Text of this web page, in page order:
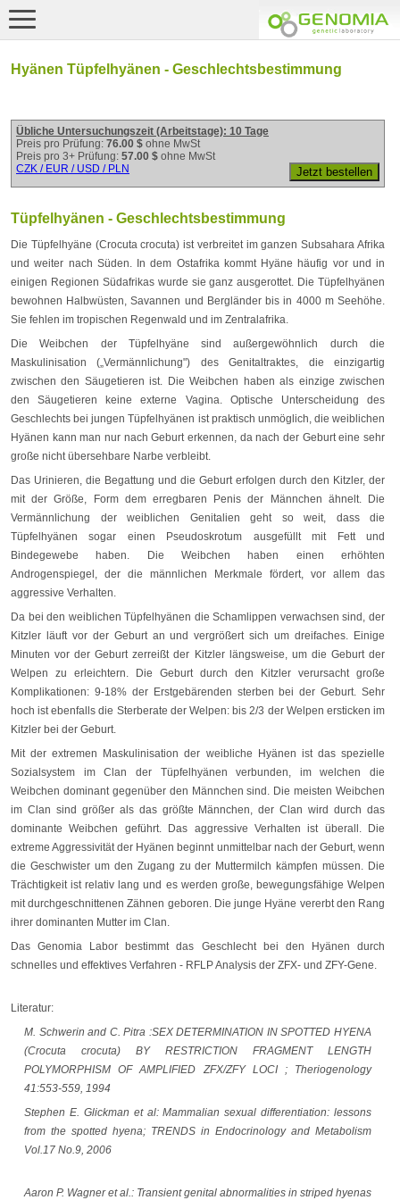
Hyänen Tüpfelhyänen - Geschlechtsbestimmung
Übliche Untersuchungszeit (Arbeitstage): 10 Tage
Preis pro Prüfung: 76.00 $ ohne MwSt
Preis pro 3+ Prüfung: 57.00 $ ohne MwSt
CZK / EUR / USD / PLN
Tüpfelhyänen - Geschlechtsbestimmung
Die Tüpfelhyäne (Crocuta crocuta) ist verbreitet im ganzen Subsahara Afrika
und weiter nach Süden. In dem Ostafrika kommt Hyäne häufig vor und in
einigen Regionen Südafrikas wurde sie ganz ausgerottet. Die Tüpfelhyänen
bewohnen Halbwüsten, Savannen und Bergländer bis in 4000 m Seehöhe.
Sie fehlen im tropischen Regenwald und im Zentralafrika.
Die Weibchen der Tüpfelhyäne sind außergewöhnlich durch die
Maskulinisation („Vermännlichung") des Genitaltraktes, die einzigartig
zwischen den Säugetieren ist. Die Weibchen haben als einzige zwischen
den Säugetieren keine externe Vagina. Optische Unterscheidung des
Geschlechts bei jungen Tüpfelhyänen ist praktisch unmöglich, die weiblichen
Hyänen kann man nur nach Geburt erkennen, da nach der Geburt eine sehr
große nicht übersehbare Narbe verbleibt.
Das Urinieren, die Begattung und die Geburt erfolgen durch den Kitzler, der
mit der Größe, Form dem erregbaren Penis der Männchen ähnelt. Die
Vermännlichung der weiblichen Genitalien geht so weit, dass die
Tüpfelhyänen sogar einen Pseudoskrotum ausgefüllt mit Fett und
Bindegewebe haben. Die Weibchen haben einen erhöhten
Androgenspiegel, der die männlichen Merkmale fördert, vor allem das
aggressive Verhalten.
Da bei den weiblichen Tüpfelhyänen die Schamlippen verwachsen sind, der
Kitzler läuft vor der Geburt an und vergrößert sich um dreifaches. Einige
Minuten vor der Geburt zerreißt der Kitzler längsweise, um die Geburt der
Welpen zu erleichtern. Die Geburt durch den Kitzler verursacht große
Komplikationen: 9-18% der Erstgebärenden sterben bei der Geburt. Sehr
hoch ist ebenfalls die Sterberate der Welpen: bis 2/3 der Welpen ersticken im
Kitzler bei der Geburt.
Mit der extremen Maskulinisation der weibliche Hyänen ist das spezielle
Sozialsystem im Clan der Tüpfelhyänen verbunden, im welchen die
Weibchen dominant gegenüber den Männchen sind. Die meisten Weibchen
im Clan sind größer als das größte Männchen, der Clan wird durch das
dominante Weibchen geführt. Das aggressive Verhalten ist überall. Die
extreme Aggressivität der Hyänen beginnt unmittelbar nach der Geburt, wenn
die Geschwister um den Zugang zu der Muttermilch kämpfen müssen. Die
Trächtigkeit ist relativ lang und es werden große, bewegungsfähige Welpen
mit durchgeschnittenen Zähnen geboren. Die junge Hyäne vererbt den Rang
ihrer dominanten Mutter im Clan.
Das Genomia Labor bestimmt das Geschlecht bei den Hyänen durch
schnelles und effektives Verfahren - RFLP Analysis der ZFX- und ZFY-Gene.
Literatur:
M. Schwerin and C. Pitra :SEX DETERMINATION IN SPOTTED HYENA
(Crocuta crocuta) BY RESTRICTION FRAGMENT LENGTH
POLYMORPHISM OF AMPLIFIED ZFX/ZFY LOCI ; Theriogenology
41:553-559, 1994
Stephen E. Glickman et al: Mammalian sexual differentiation: lessons
from the spotted hyena; TRENDS in Endocrinology and Metabolism
Vol.17 No.9, 2006
Aaron P. Wagner et al.: Transient genital abnormalities in striped hyenas